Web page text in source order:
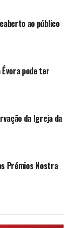
ao público
pode ter
da Igreja da
Prémios Nostra